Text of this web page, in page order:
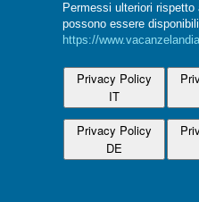
Permessi ulteriori
possono essere
https://
Privacy Policy
IT
Privacy Policy
DE